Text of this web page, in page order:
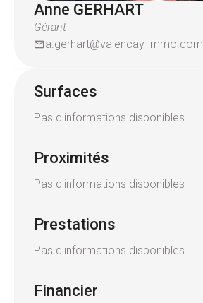
Anne GERHART
Gérant
a.gerhart@valencay-immo.com
Surfaces
Pas d'informations disponibles
Proximités
Pas d'informations disponibles
Prestations
Pas d'informations disponibles
Financier